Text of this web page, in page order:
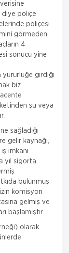
diye poliçe
poliçesi
görmeden
4
sonucu yine
yürürlüğe girdiği
biz
şu veya
sağladığı
gelir kaynağı,
imkanı
yıl sigorta
bulunmuş
komisyon
gelmiş ve
başlamıştır.
olarak